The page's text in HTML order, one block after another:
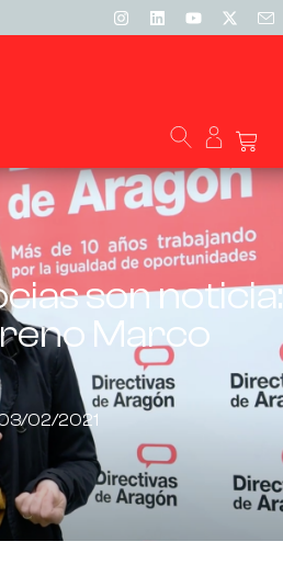
son noticia:
Marco
02/2021